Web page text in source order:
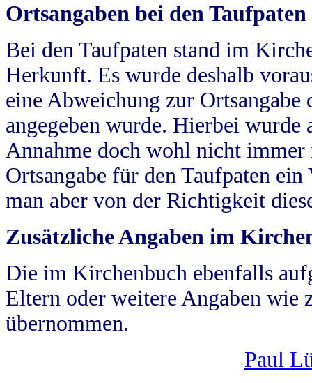
Ortsangaben bei den Taufpaten
Bei den Taufpaten stand im
Herkunft. Es wurde deshalb
eine Abweichung zur
angegeben wurde. Hierbei wurde
Annahme doch wohl nicht
Ortsangabe für den Taufpaten
man aber von der Richtigkeit
Zusätzliche Angaben im
Die im Kirchenbuch ebenfalls
Eltern oder weitere Angaben wie
übernommen.
Paul